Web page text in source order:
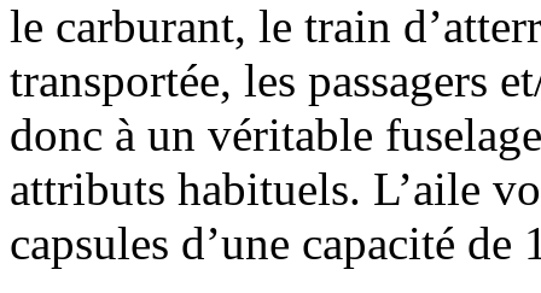
le carburant, le train
transportée, les passagers
donc à un véritable
attributs habituels. L’aile
capsules d’une capacité de